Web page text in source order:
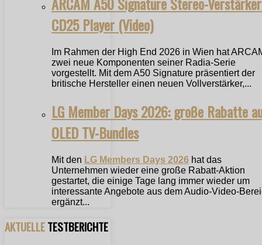
CD25 Player (Video)
Im Rahmen der High End 2026 in Wien hat
zwei neue Komponenten seiner Radia-Serie
vorgestellt. Mit dem A50 Signature präsentiert der
britische Hersteller einen neuen Vollverstärker,...
LG Member Days 2026: große Rabatte
OLED TV-Bundles
Mit den LG Members Days 2026 hat das
Unternehmen wieder eine große Rabatt-Aktion
gestartet, die einige Tage lang immer wieder um
interessante Angebote aus dem Audio-Video-
ergänzt...
AKTUELLETESTBERICHTE